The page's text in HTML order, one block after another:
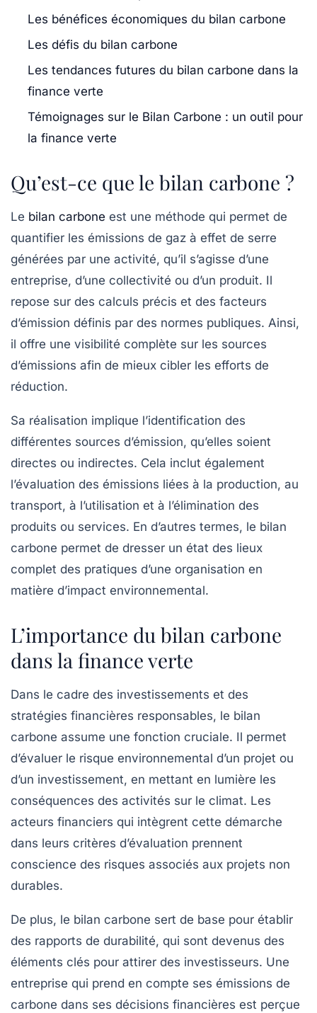
Les bénéfices économiques du bilan carbone
Les défis du bilan carbone
Les tendances futures du bilan carbone dans la
finance verte
Témoignages sur le Bilan Carbone : un outil pour
la finance verte
Qu’est-ce que le bilan carbone ?
Le bilan carbone est une méthode qui permet de
quantifier les émissions de gaz à effet de serre
générées par une activité, qu’il s’agisse d’une
entreprise, d’une collectivité ou d’un produit. Il
repose sur des calculs précis et des facteurs
d’émission définis par des normes publiques. Ainsi,
il offre une visibilité complète sur les sources
d’émissions afin de mieux cibler les efforts de
réduction.
Sa réalisation implique l’identification des
différentes sources d’émission, qu’elles soient
directes ou indirectes. Cela inclut également
l’évaluation des émissions liées à la production, au
transport, à l’utilisation et à l’élimination des
produits ou services. En d’autres termes, le bilan
carbone permet de dresser un état des lieux
complet des pratiques d’une organisation en
matière d’impact environnemental.
L’importance du bilan carbone
dans la finance verte
Dans le cadre des investissements et des
stratégies financières responsables, le bilan
carbone assume une fonction cruciale. Il permet
d’évaluer le risque environnemental d’un projet ou
d’un investissement, en mettant en lumière les
conséquences des activités sur le climat. Les
acteurs financiers qui intègrent cette démarche
dans leurs critères d’évaluation prennent
conscience des risques associés aux projets non
durables.
De plus, le bilan carbone sert de base pour établir
des rapports de durabilité, qui sont devenus des
éléments clés pour attirer des investisseurs. Une
entreprise qui prend en compte ses émissions de
carbone dans ses décisions financières est perçue